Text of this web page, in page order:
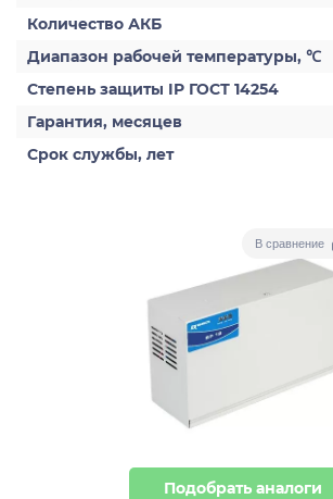
Количество АКБ
Диапазон рабочей температуры, ℃
Степень защиты IP ГОСТ 14254
Гарантия, месяцев
Срок службы, лет
В сравнение
Подобрать аналоги